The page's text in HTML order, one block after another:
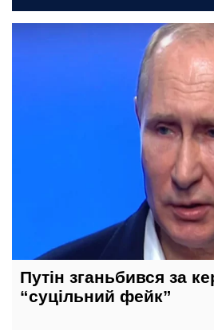
23 червня, 13:18
Путін зганьбився за
“суцільний фейк”